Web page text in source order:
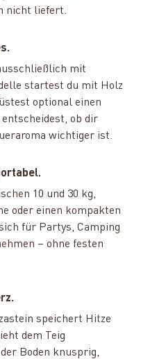
nicht liefert.
mit
startest du mit Holz
optional einen
ob dir
wichtiger ist.
10 und 30 kg,
oder einen kompakten
für Partys, Camping
– ohne festen
speichert Hitze
dem Teig
Boden knusprig,